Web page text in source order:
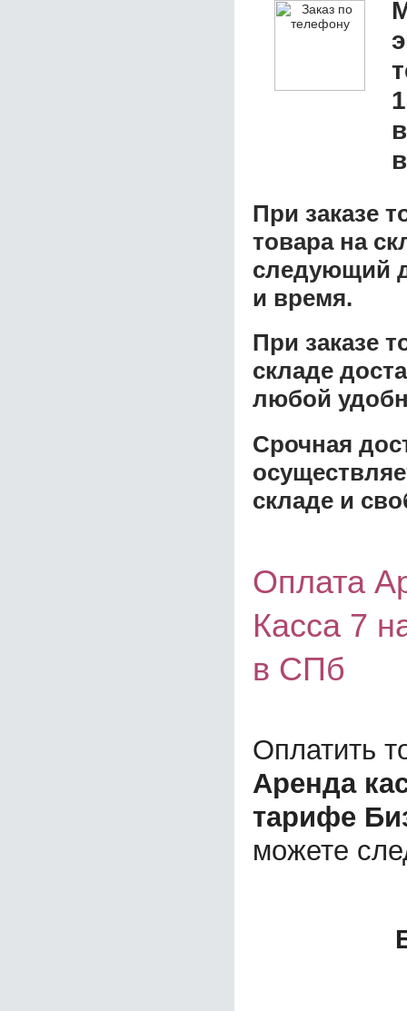
При заказе
товара на
следующий
и время.
При заказе
складе
любой
Срочная
складе и
Оплата
Касса 7
в СПб
Оплатить
Аренда
тарифе
можете